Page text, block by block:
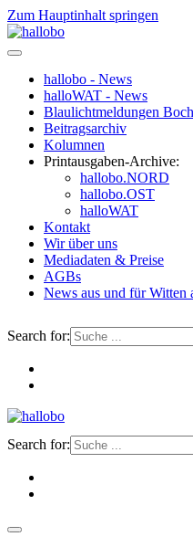
Zum Hauptinhalt springen
hallobo - News
halloWAT - News
Blaulichtmeldungen
Beitragsarchiv
Kolumnen
Printausgaben-Archive:
hallobo.NORD
hallobo.OST
halloWAT
Kontakt
Wir über uns
Mediadaten & Preise
AGBs
News aus und für Witten
Search for:
Search for: